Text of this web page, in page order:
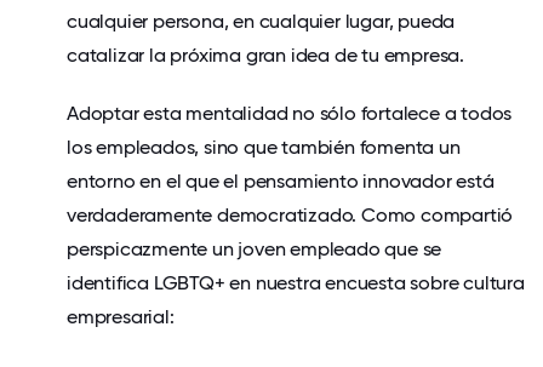
cualquier persona, en cualquier lugar, pueda
catalizar la próxima gran idea de tu empresa.
Adoptar esta mentalidad no sólo fortalece a todos
los empleados, sino que también fomenta un
entorno en el que el pensamiento innovador está
verdaderamente democratizado. Como compartió
perspicazmente un joven empleado que se
identifica LGBTQ+ en nuestra encuesta sobre cultura
empresarial: